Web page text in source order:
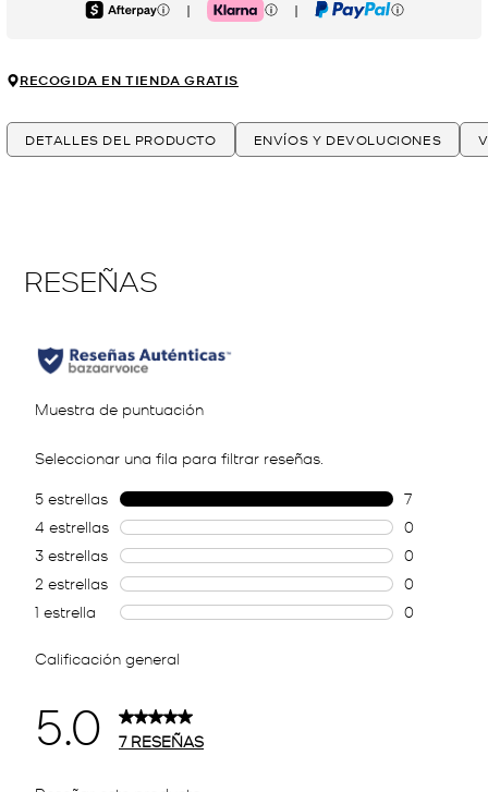
Afterpay | Klarna | PayPal
RECOGIDA EN TIENDA GRATIS
DETALLES DEL PRODUCTO ENVÍOS Y DEVOLUCIONES